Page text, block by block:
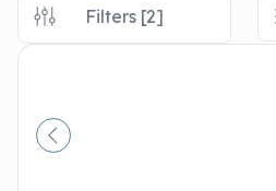
Filters [2]
Vorige